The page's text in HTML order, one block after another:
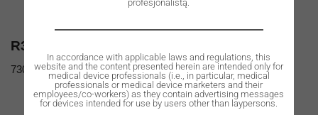
R3506
730,00zł 730,00zł
profesjonalistą.
In accordance with applicable laws and regulations, this
website and the content presented herein are intended only for
medical device professionals (i.e., in particular, medical
professionals or medical device marketers and their
employees/co-workers) as they contain advertising messages
for devices intended for use by users other than laypersons.